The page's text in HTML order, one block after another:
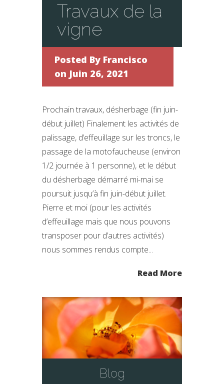
Travaux de la
vigne
Posted By Francisco
on Juin 26, 2021
Prochain travaux, désherbage (fin juin-
début juillet) Finalement les activités de
palissage, d’effeuillage sur les troncs, le
passage de la motofaucheuse (environ
1/2 journée à 1 personne), et le début
du désherbage démarré mi-mai se
poursuit jusqu’à fin juin-début juillet.
Pierre et moi (pour les activités
d’effeuillage mais que nous pouvons
transposer pour d’autres activités)
nous sommes rendus compte...
Read More
Blog